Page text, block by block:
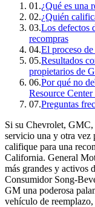
01 .¿Qué es una
02.¿Quién
03.Los defectos
recompras
04.El proceso
05.Resultados
propietarios de
06.Por qué no
Resource
07.Preguntas
Si su Chevrolet,
servicio una y otra vez
califique para una
California. General
más grandes y activos
Consumidor Song-
GM una poderosa
vehículo de